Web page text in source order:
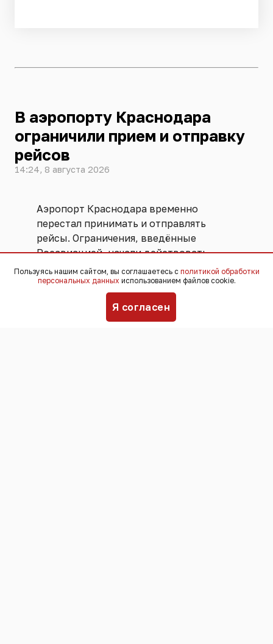
В аэропорту Краснодара
ограничили прием и отправку
рейсов
14:24, 8 августа 2026
Аэропорт Краснодара временно
перестал принимать и отправлять
рейсы. Ограничения, введённые
Росавиацией, начали действовать
примернос полудня8 августа. В 13:32
аналогичные меры ввели ив аэропорту
Пользуясь нашим сайтом, вы соглашаетесь с политикой обработки
персональных данных использованием файлов cookie.
Я согласен